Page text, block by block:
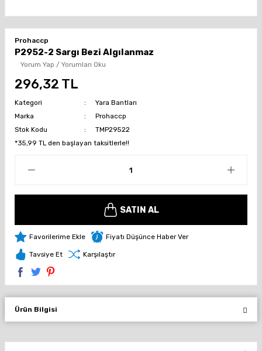
Prohaccp
P2952-2 Sargı Bezi Algılanmaz
Yorum Yap / Yorumları Oku
296,32 TL
Kategori
Yara Bantları
Marka
Prohaccp
Stok Kodu
TMP29522
*35,99 TL den başlayan taksitlerle!!
SATIN AL
Fiyatı Düşünce Haber Ver
Tavsiye Et Karşılaştır
Ürün Bilgisi